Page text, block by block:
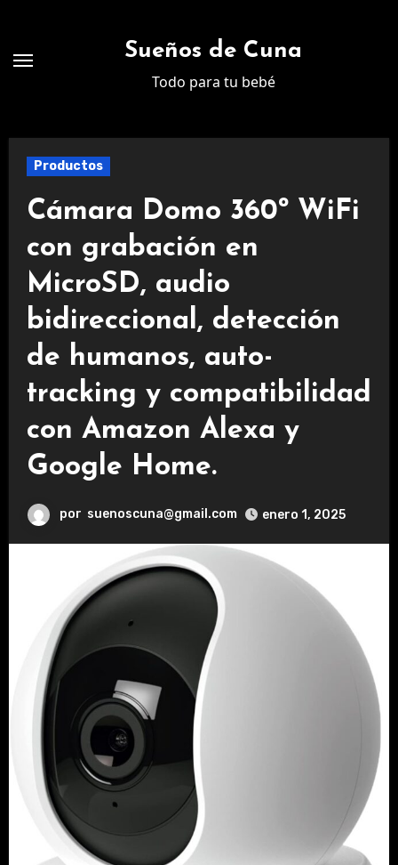
contenido
Sueños de Cuna
Todo para tu bebé
Productos
Cámara Domo 360º WiFi
con grabación en
MicroSD, audio
bidireccional, detección
de humanos, auto-
tracking y compatibilidad
con Amazon Alexa y
Google Home.
por suenoscuna@gmail.com enero 1, 2025